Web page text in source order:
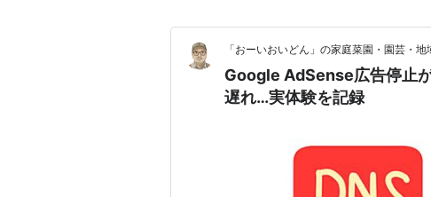
日本向けの5つの特殊検索
「荷物検索」（検索先・ヤマト運輸
ことで、ヤマト運輸株式会社の荷物
99999999999）
入力すると、上場企業の会社情報を
「おーいおいどん」の家庭菜園・園芸・地
Google AdSense広告停止
遅れ…実体験を記録